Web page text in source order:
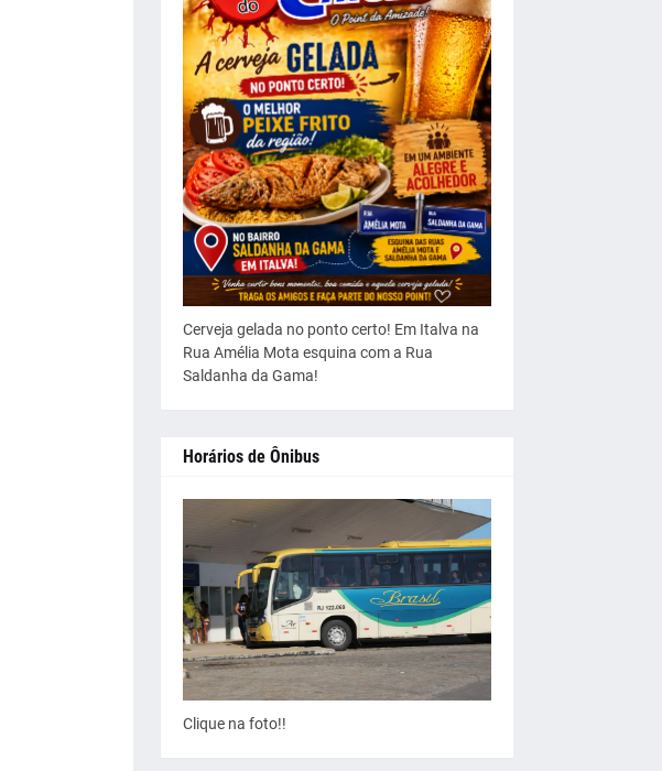
Cerveja gelada no ponto certo! Em Italva na
Rua Amélia Mota esquina com a Rua
Saldanha da Gama!
Horários de Ônibus
Clique na foto!!